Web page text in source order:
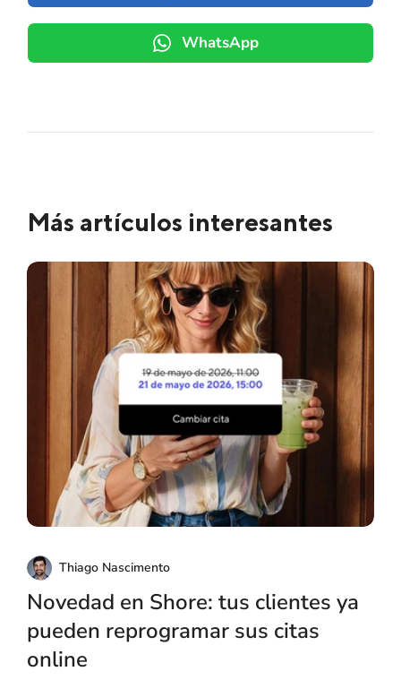
WhatsApp
Más artículos interesantes
Thiago Nascimento
Novedad en Shore: tus clientes ya
pueden reprogramar sus citas
online